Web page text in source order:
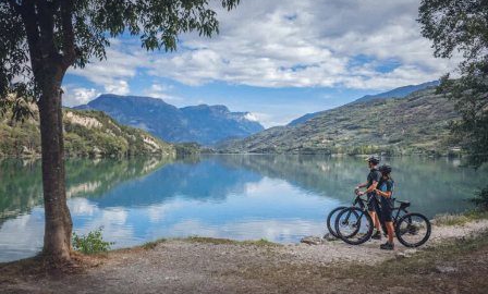
Italy
Hotels
Unisciti
a
LBH
Login